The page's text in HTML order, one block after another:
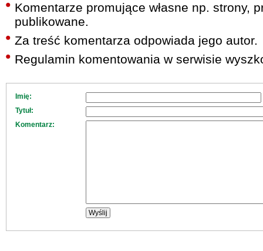
Komentarze promujące własne np. strony,
publikowane.
Za treść komentarza odpowiada jego autor.
Regulamin komentowania w serwisie
Imię:
Tytuł:
Komentarz: